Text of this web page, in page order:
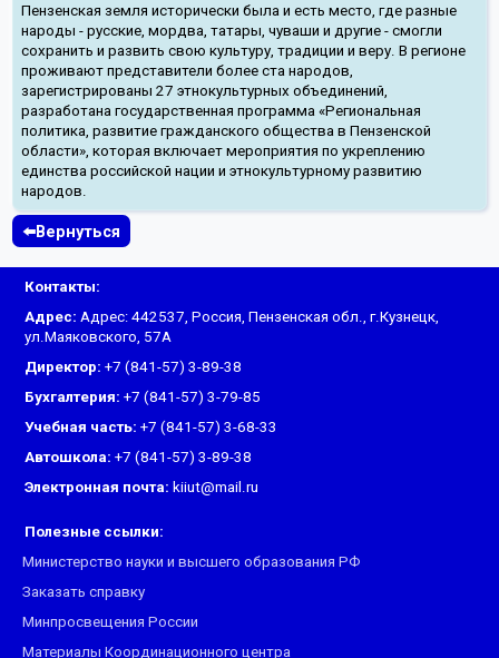
Пензенская земля исторически была и есть место, где разные
народы - русские, мордва, татары, чуваши и другие - смогли
сохранить и развить свою культуру, традиции и веру. В регионе
проживают представители более ста народов,
зарегистрированы 27 этнокультурных объединений,
разработана государственная программа «Региональная
политика, развитие гражданского общества в Пензенской
области», которая включает мероприятия по укреплению
единства российской нации и этнокультурному развитию
народов.
⬅️Вернуться
Контакты:
Адрес: Адрес: 442537, Россия, Пензенская обл., г.Кузнецк,
ул.Маяковского, 57А
Директор: +7 (841-57) 3-89-38
Бухгалтерия: +7 (841-57) 3-79-85
Учебная часть: +7 (841-57) 3-68-33
Автошкола: +7 (841-57) 3-89-38
Электронная почта:kiiut@mail.ru
Полезные ссылки:
Министерство науки и высшего образования РФ
Заказать справку
Минпросвещения России
Материалы Координационного центра